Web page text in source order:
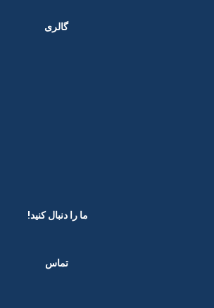
گالری
ما را دنبال کنید! ​
تماس